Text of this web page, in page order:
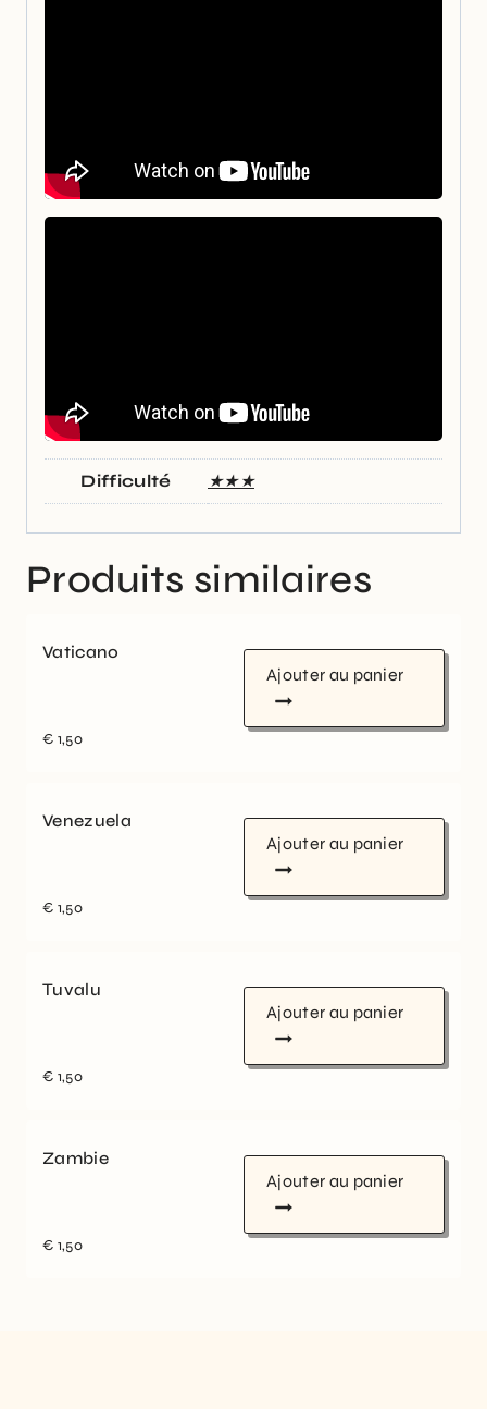
Difficulté ★★★
Produits similaires
Vaticano
€ 1,50
Ajouter au panier
Venezuela
€ 1,50
Ajouter au panier
Tuvalu
€ 1,50
Ajouter au panier
Zambie
€ 1,50
Ajouter au panier